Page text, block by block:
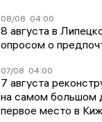
08/08 04:00
8 августа в
опросом о
07/08 04:00
7 августа
на самом большом
первое место в